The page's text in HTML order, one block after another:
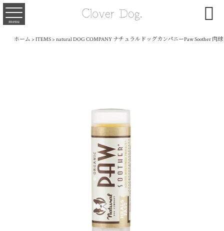
menu 
ホーム > ITEMS> natural DOG COMPANY ナチュラルドッグカンパニーPaw Soother 肉